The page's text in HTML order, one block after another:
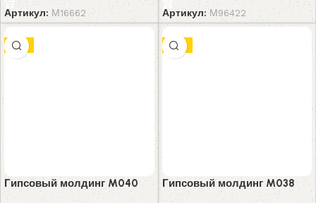
Артикул: М16662 Артикул:М96422
-7%
Гипсовый молдинг M040
-8%
Гипсовый молдинг M038